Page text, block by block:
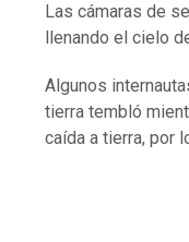
Las cámaras de
llenando el cielo
Algunos
tierra tembló
caída a tierra, por